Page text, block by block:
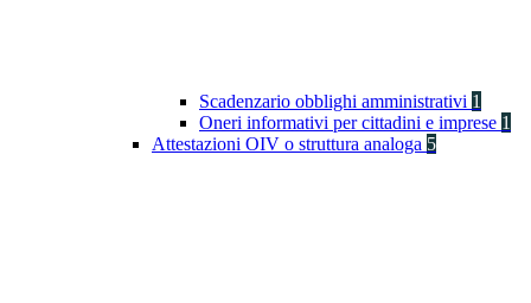
Scadenzario obblighi amministrativi 1
Oneri informativi per cittadini e imprese 1
Attestazioni OIV o struttura analoga 5